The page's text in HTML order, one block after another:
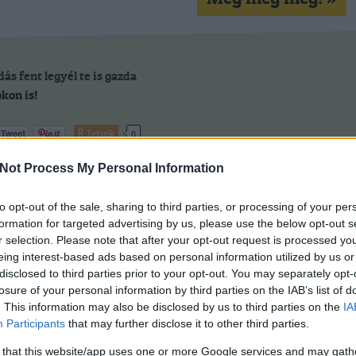
Process My Personal Information
opt-out of the sale, sharing to third parties, or processing of your
for targeted advertising by us, please use the below opt-out
selection. Please note that after your opt-out request is processed
interest-based ads based on personal information utilized by us
to third parties prior to your opt-out. You may separately
of your personal information by third parties on the IAB’s list of
This information may also be disclosed by us to third parties on the
Participants that may further disclose it to other third parties.
that this website/app uses one or more Google services and may
fentlegyél te is gazda
is!
Tetszik 0
- bábozás két